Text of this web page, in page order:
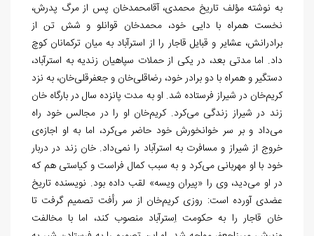
به نوشته مؤلف تاریخ محمدی، آقامحمدخان پس از مرگ پدرش،
نخست همراه با دایی خود، محمدخان قوانلو و شش تن از
برادرانش، عشایر و قبایل قاجار را از استرآباد به میان ترکمانان کوچ
داد. اما مدتی بعد، در یکی از حملات سپاهیان زندیه به استرآباد،
دستگیر و همراه با دو برادر خود، رضاقلیخان و جعفرقلی‏‌خان، به نزد
کریم‌‏خان در شیراز فرستاده شد. او به مدت پانزده سال در بارگاه خان
زند در شیراز زندگی می‏‌کرد. کریم‏‌خان او را در مجالس خود راه
می‏‌داد و بر سر خوان‏خورش خود حاضر می‏‌کرد، اما به او اجازهی
خروج از شیراز و مسافرت به استرآباد را نمی‏‌داد. خان زند در دربار
خود با او مهربانی میکرد و به سبب کمال فراست و کیاستی هم که
در او می‏‌دید، وی را «پیران ویسه» لقب داده بود. نویسنده تاریخ
عضدی آورده است: روزی کریم‏‌خان از سر رأفت تصمیم گرفت تا
خان قاجار را به حکومت اِسترآباد منصوب کند، اما با مخالفت